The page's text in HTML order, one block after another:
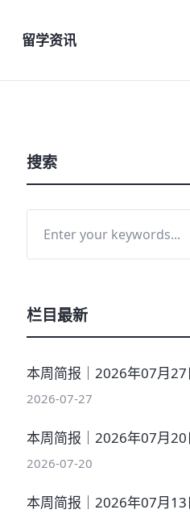
留学资讯
搜索
栏目最新
本周简报｜2026年07月27
2026-07-27
本周简报｜2026年07月20
2026-07-20
本周简报｜2026年07月13